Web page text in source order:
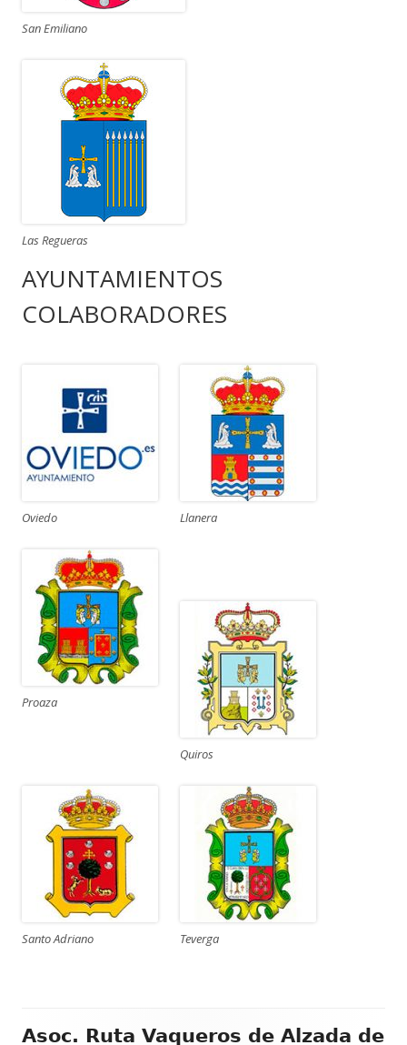
San Emiliano
Las Regueras
AYUNTAMIENTOS
COLABORADORES
Oviedo Llanera
Proaza
Quiros
Santo Adriano Teverga
Contenido
Asoc. Ruta Vaqueros de Alzada de